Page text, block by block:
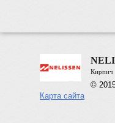
Кирпич
©
Карта сайта